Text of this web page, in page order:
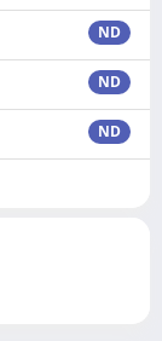
ND
ND
ND